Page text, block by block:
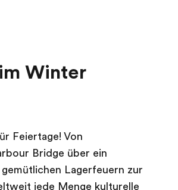
Winter
Feiertage! Von
Bridge über ein
Lagerfeuern zur
jede Menge kulturelle